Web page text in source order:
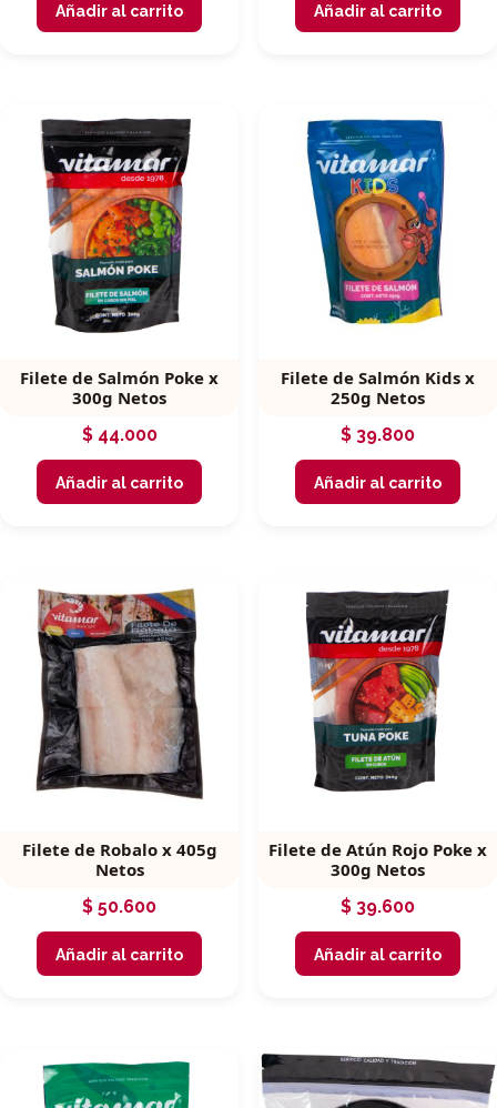
Añadir al carrito Añadir al carrito
Filete de Salmón Poke x
300g Netos
$44.000
Añadir al carrito
Filete de Salmón Kids x
250g Netos
$39.800
Añadir al carrito
Filete de Robalo x 405g
Netos
$ 50.600
Añadir al carrito
Filete de Atún Rojo Poke x
300g Netos
$39.600
Añadir al carrito